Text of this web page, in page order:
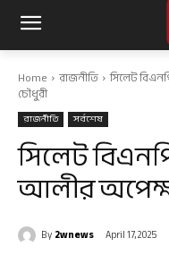
Home রাজনীতি সিলেট
চৌধুরী
রাজনীতি সর্বশেষ
সিলেট
আলীর
By2wnews April 17, 2025